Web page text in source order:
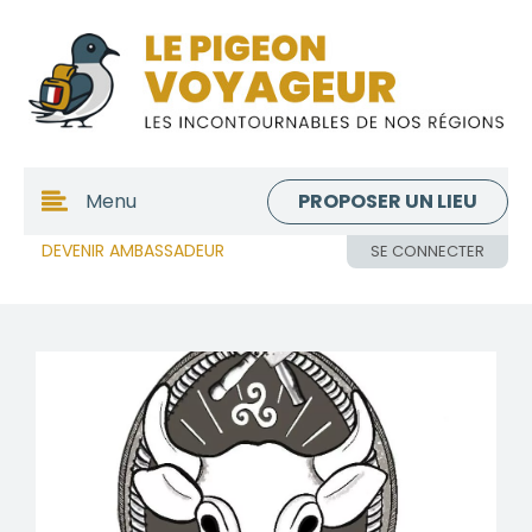
DEVENIR AMBASSADEUR SE CONNECTER
Menu PROPOSER UN LIEU